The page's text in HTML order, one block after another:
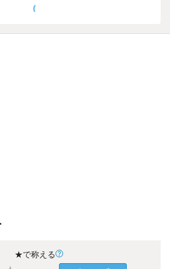
★で称える